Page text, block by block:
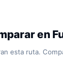
en
esta ruta.